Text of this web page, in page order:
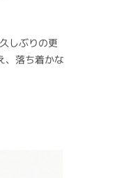
しぶりの更
、落ち着かな